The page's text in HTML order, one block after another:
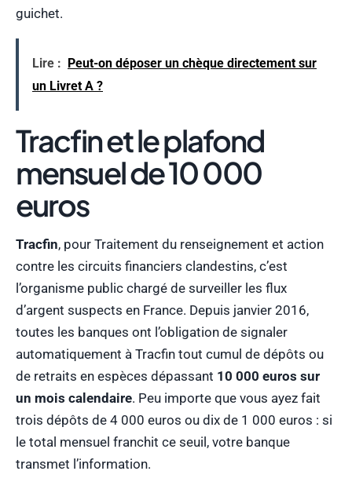
guichet.
Lire : Peut-on déposer un chèque directement sur
un Livret A ?
Tracfin et le plafond
mensuel de 10 000
euros
Tracfin, pour Traitement du renseignement et action
contre les circuits financiers clandestins, c’est
l’organisme public chargé de surveiller les flux
d’argent suspects en France. Depuis janvier 2016,
toutes les banques ont l’obligation de signaler
automatiquement à Tracfin tout cumul de dépôts ou
de retraits en espèces dépassant 10 000 euros sur
un mois calendaire. Peu importe que vous ayez fait
trois dépôts de 4 000 euros ou dix de 1 000 euros : si
le total mensuel franchit ce seuil, votre banque
transmet l’information.